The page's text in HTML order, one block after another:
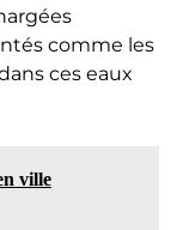
comme les
ces eaux
ville